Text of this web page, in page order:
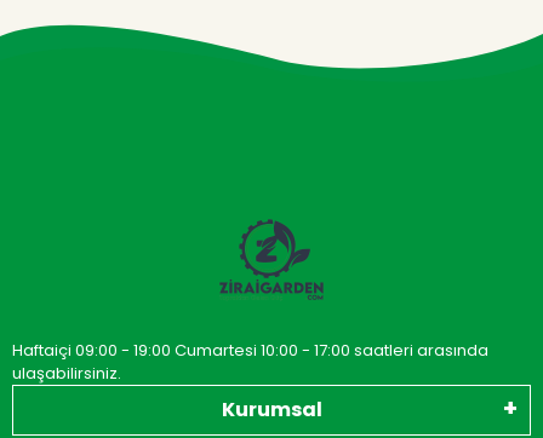
Haftaiçi 09:00 - 19:00 Cumartesi 10:00 - 17:00 saatleri arasında
ulaşabilirsiniz.
Kurumsal